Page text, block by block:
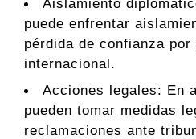
puede enfrentar
pérdida de confianza
internacional.
Acciones legales: En
pueden tomar medidas
reclamaciones ante